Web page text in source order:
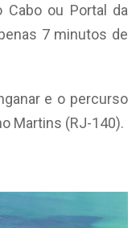
Cabo ou Portal da
7 minutos de
e o percurso
Martins (RJ-140).